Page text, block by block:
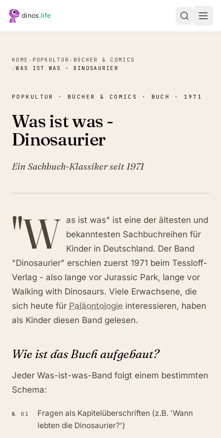
dinos.life
HOME › POPKULTUR › BÜCHER & COMICS
›WAS IST WAS - DINOSAURIER
POPKULTUR · BÜCHER & COMICS · BUCH · 1971
Was ist was -
Dinosaurier
Ein Sachbuch-Klassiker seit 1971
"W as ist was" ist eine der ältesten und
bekanntesten Sachbuchreihen für
Kinder in Deutschland. Der Band
"Dinosaurier" erschien zuerst 1971 beim Tessloff-
Verlag - also lange vor Jurassic Park, lange vor
Walking with Dinosaurs. Viele Erwachsene, die
sich heute für Paläontologie interessieren, haben
als Kinder diesen Band gelesen.
Wie ist das Buch aufgebaut?
Jeder Was-ist-was-Band folgt einem bestimmten
Schema:
№ 01
Fragen als Kapitelüberschriften (z.B. 'Wann
lebten die Dinosaurier?')